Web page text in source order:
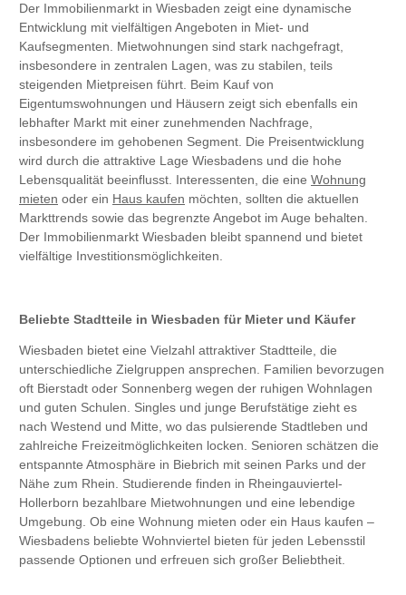
Der Immobilienmarkt in Wiesbaden zeigt eine dynamische
Entwicklung mit vielfältigen Angeboten in Miet- und
Kaufsegmenten. Mietwohnungen sind stark nachgefragt,
insbesondere in zentralen Lagen, was zu stabilen, teils
steigenden Mietpreisen führt. Beim Kauf von
Eigentumswohnungen und Häusern zeigt sich ebenfalls ein
lebhafter Markt mit einer zunehmenden Nachfrage,
insbesondere im gehobenen Segment. Die Preisentwicklung
wird durch die attraktive Lage Wiesbadens und die hohe
Lebensqualität beeinflusst. Interessenten, die eine Wohnung
mieten oder ein Haus kaufen möchten, sollten die aktuellen
Markttrends sowie das begrenzte Angebot im Auge behalten.
Der Immobilienmarkt Wiesbaden bleibt spannend und bietet
vielfältige Investitionsmöglichkeiten.
Beliebte Stadtteile in Wiesbaden für Mieter und Käufer
Wiesbaden bietet eine Vielzahl attraktiver Stadtteile, die
unterschiedliche Zielgruppen ansprechen. Familien bevorzugen
oft Bierstadt oder Sonnenberg wegen der ruhigen Wohnlagen
und guten Schulen. Singles und junge Berufstätige zieht es
nach Westend und Mitte, wo das pulsierende Stadtleben und
zahlreiche Freizeitmöglichkeiten locken. Senioren schätzen die
entspannte Atmosphäre in Biebrich mit seinen Parks und der
Nähe zum Rhein. Studierende finden in Rheingauviertel-
Hollerborn bezahlbare Mietwohnungen und eine lebendige
Umgebung. Ob eine Wohnung mieten oder ein Haus kaufen –
Wiesbadens beliebte Wohnviertel bieten für jeden Lebensstil
passende Optionen und erfreuen sich großer Beliebtheit.